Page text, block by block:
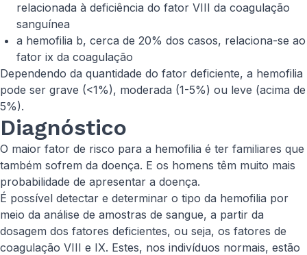
relacionada à deficiência do fator VIII da coagulação
sanguínea
a hemofilia b, cerca de 20% dos casos, relaciona-se ao
fator ix da coagulação
Dependendo da quantidade do fator deficiente, a hemofilia
pode ser grave (<1%), moderada (1-5%) ou leve (acima de
5%).
Diagnóstico
O maior fator de risco para a hemofilia é ter familiares que
também sofrem da doença. E os homens têm muito mais
probabilidade de apresentar a doença.
É possível detectar e determinar o tipo da hemofilia por
meio da análise de amostras de sangue, a partir da
dosagem dos fatores deficientes, ou seja, os fatores de
coagulação VIII e IX. Estes, nos indivíduos normais, estão